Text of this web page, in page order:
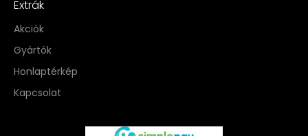
Extrák
Akciók
Gyártók
Honlaptérkép
Kapcsolat